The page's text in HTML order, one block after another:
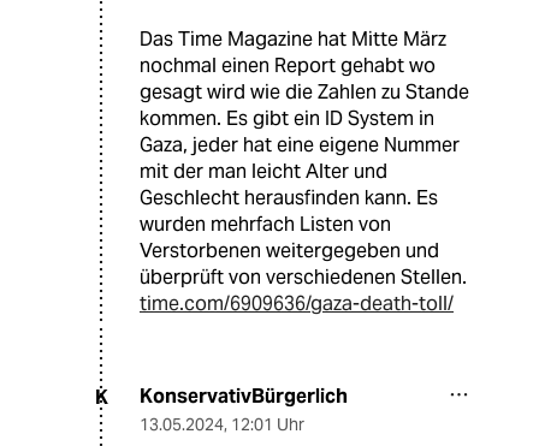
Das Time Magazine hat Mitte März
nochmal einen Report gehabt wo
gesagt wird wie die Zahlen zu Stande
kommen. Es gibt ein ID System in
Gaza, jeder hat eine eigene Nummer
mit der man leicht Alter und
Geschlecht herausfinden kann. Es
wurden mehrfach Listen von
Verstorbenen weitergegeben und
überprüft von verschiedenen Stellen.
time.com/6909636/gaza-death-toll/
K KonservativBürgerlich
13.05.2024, 12:01 Uhr